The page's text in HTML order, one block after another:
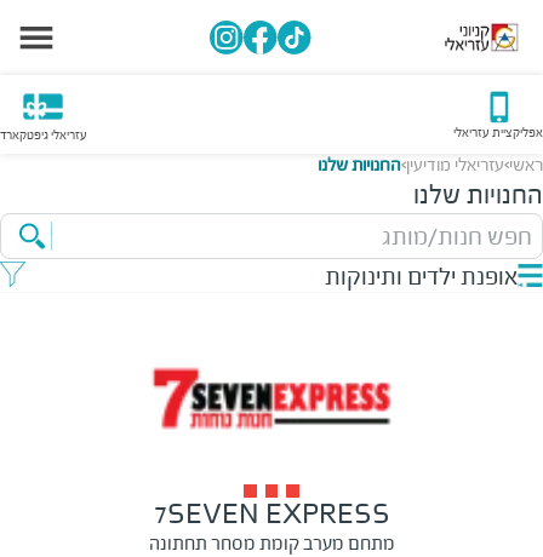
אפליקציית עזריאלי עזריאלי גיפטקארד
ראשי>עזריאלי מודיעין>החנויות שלנו
החנויות שלנו
חפש חנות/מותג
אופנת ילדים ותינוקות
7SEVEN EXPRESS
מתחם מערב קומת מסחר תחתונה